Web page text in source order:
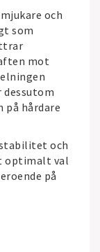
och
som
mot
på hårdare
och
optimalt val
på